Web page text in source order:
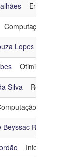
Computação
Lopes
Otimização
Silva Redes de
Gráfica
Ramos
Inteligência